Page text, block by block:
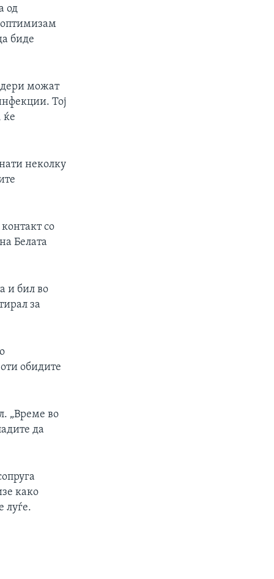
од
оптимизам
биде
можат
Тој
ќе
неколку
со
Белата
и бил во
за
обидите
„Време во
да
како
луѓе.